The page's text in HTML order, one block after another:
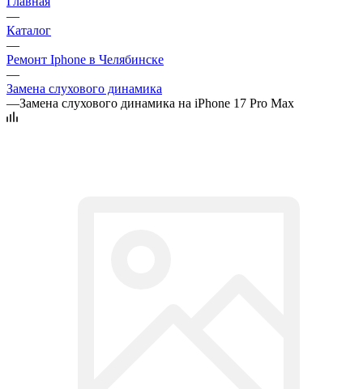
—
Каталог
—
Ремонт Iphone в Челябинске
—
Замена слухового динамика
—Замена слухового динамика на iPhone 17 Pro Max